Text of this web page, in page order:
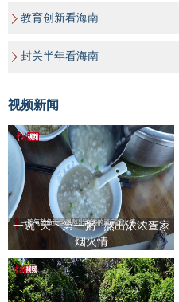
教育创新看海南
封关半年看海南
视频新闻
一碗“天下第一粥” 熬出浓浓疍家
烟火情